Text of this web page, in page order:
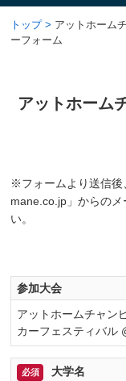
トップ
アットホーム
ーフォーム
アットホーム
※フォームより送信後
mane.co.jp」からの
い。
参加大会
アットホームチャン
カーフェスティバル
必須 大学名